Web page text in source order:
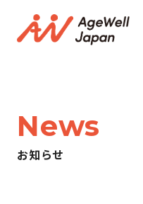
News
お知らせ